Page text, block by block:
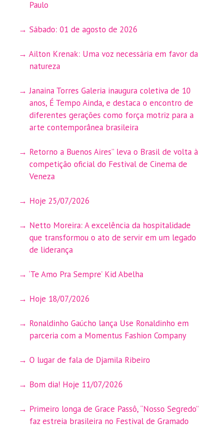
Paulo
Sábado: 01 de agosto de 2026
Ailton Krenak: Uma voz necessária em favor da
natureza
Janaina Torres Galeria inaugura coletiva de 10
anos, É Tempo Ainda, e destaca o encontro de
diferentes gerações como força motriz para a
arte contemporânea brasileira
Retorno a Buenos Aires” leva o Brasil de volta à
competição oficial do Festival de Cinema de
Veneza
Hoje 25/07/2026
Netto Moreira: A excelência da hospitalidade
que transformou o ato de servir em um legado
de liderança
‘Te Amo Pra Sempre’ Kid Abelha
Hoje 18/07/2026
Ronaldinho Gaúcho lança Use Ronaldinho em
parceria com a Momentus Fashion Company
O lugar de fala de Djamila Ribeiro
Bom dia! Hoje 11/07/2026
Primeiro longa de Grace Passô, “Nosso Segredo”
faz estreia brasileira no Festival de Gramado